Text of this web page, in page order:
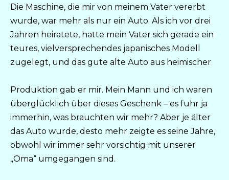
Die Maschine, die mir von meinem Vater vererbt
wurde, war mehr als nur ein Auto. Als ich vor drei
Jahren heiratete, hatte mein Vater sich gerade ein
teures, vielversprechendes japanisches Modell
zugelegt, und das gute alte Auto aus heimischer
Produktion gab er mir. Mein Mann und ich waren
überglücklich über dieses Geschenk – es fuhr ja
immerhin, was brauchten wir mehr? Aber je älter
das Auto wurde, desto mehr zeigte es seine Jahre,
obwohl wir immer sehr vorsichtig mit unserer
„Oma“ umgegangen sind.